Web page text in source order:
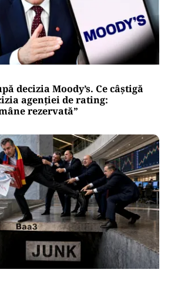
decizia Moody’s. Ce câștigă
agenției de rating:
rezervată”